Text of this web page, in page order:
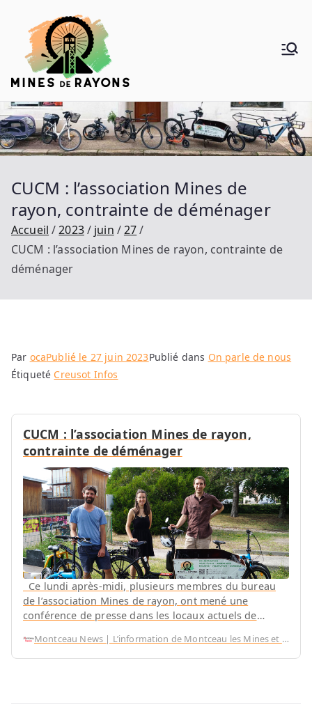
contenu
Rayons
CUCM : l’association Mines de
rayon, contrainte de déménager
Accueil 2023 juin
27
CUCM : l’association Mines de rayon, contrainte de
déménager
Par ocaPublié le 27 juin 2023Publié dans On parle de nous
Étiqueté Creusot Infos
CUCM : l’association Mines de rayon,
contrainte de déménager
Ce lundi après-midi, plusieurs membres du bureau
de l’association Mines de rayon, ont mené une
conférence de presse dans les locaux actuels de
Tobit Caudwell, membre du bureau et porte-parole,
Juliette Guillemat, nouveau membre du bureau,
Montceau News | L’information de Montceau les Mines et sa region